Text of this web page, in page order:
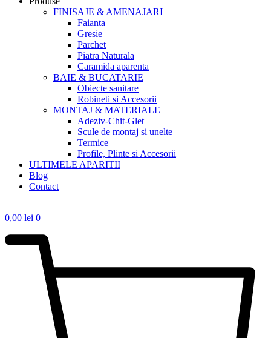
FINISAJE & AMENAJARI
Faianta
Gresie
Parchet
Piatra Naturala
Caramida aparenta
BAIE & BUCATARIE
Obiecte sanitare
Robineti si Accesorii
MONTAJ & MATERIALE
Adeziv-Chit-Glet
Scule de montaj si unelte
Termice
Profile, Plinte si Accesorii
ULTIMELE APARITII
Blog
Contact
0,00 lei 0